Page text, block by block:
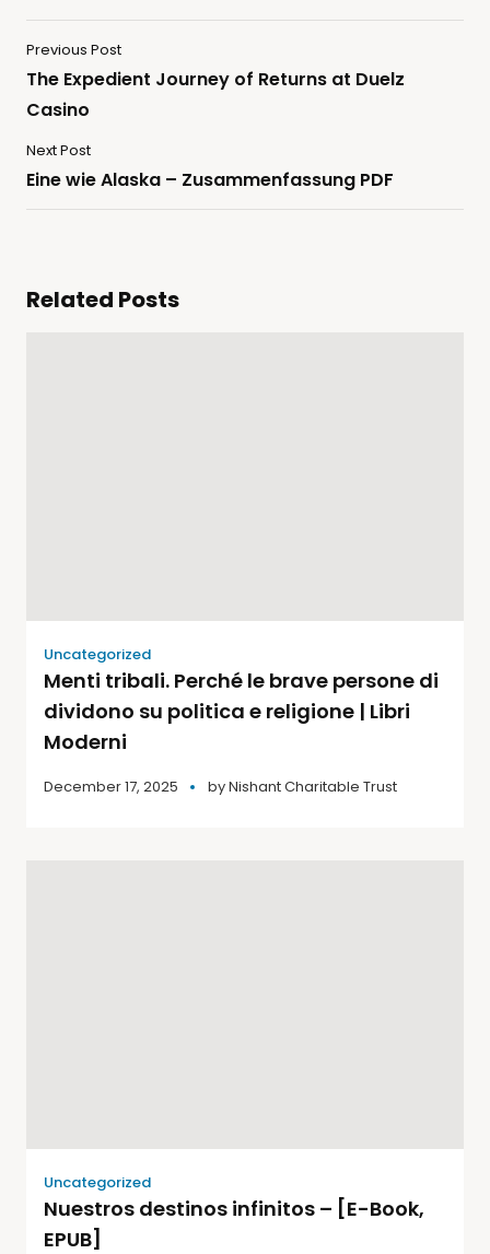
Previous Post
The Expedient Journey of Returns at Duelz
Casino
Next Post
Eine wie Alaska – Zusammenfassung PDF
Related Posts
Uncategorized
Menti tribali. Perché le brave persone di
dividono su politica e religione | Libri
Moderni
December 17, 2025 byNishant Charitable Trust
Uncategorized
Nuestros destinos infinitos – [E-Book,
EPUB]